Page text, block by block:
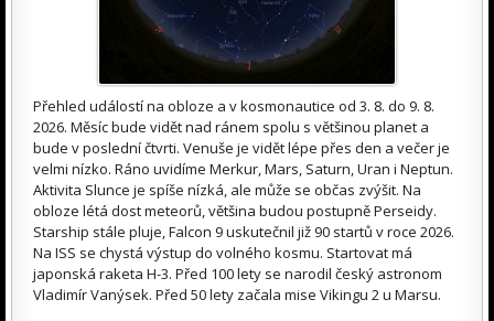
Přehled událostí na obloze a v kosmonautice od 3. 8. do 9. 8.
2026. Měsíc bude vidět nad ránem spolu s většinou planet a
bude v poslední čtvrti. Venuše je vidět lépe přes den a večer je
velmi nízko. Ráno uvidíme Merkur, Mars, Saturn, Uran i Neptun.
Aktivita Slunce je spíše nízká, ale může se občas zvýšit. Na
obloze létá dost meteorů, většina budou postupně Perseidy.
Starship stále pluje, Falcon 9 uskutečnil již 90 startů v roce 2026.
Na ISS se chystá výstup do volného kosmu. Startovat má
japonská raketa H-3. Před 100 lety se narodil český astronom
Vladimír Vanýsek. Před 50 lety začala mise Vikingu 2 u Marsu.